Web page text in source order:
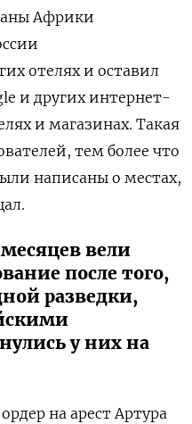
Африки
отелях и оставил
и других интернет-
и магазинах. Такая
тем более что
написаны о местах,
вели
после того,
разведки,
у них на
на арест Артура